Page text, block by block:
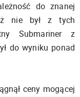
do znanej
nie był z tych
Submariner z
do wyniku ponad
ceny mogącej